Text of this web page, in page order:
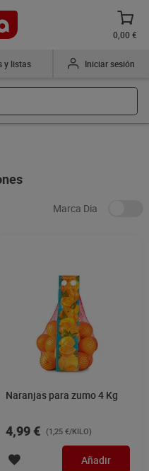
0,00 €
y listas Iniciar sesión
Marca Dia
Naranjas para zumo 4 Kg
4,99 € (1,25 €/KILO)
Añadir